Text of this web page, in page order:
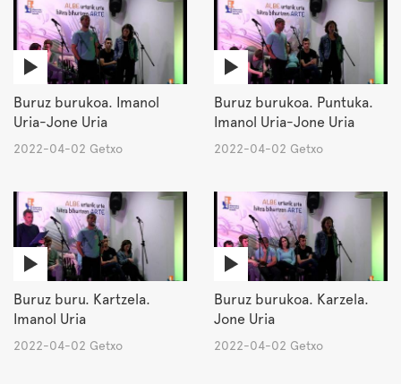
Buruz burukoa. Imanol
Uria-Jone Uria
2022-04-02 Getxo
Buruz burukoa. Puntuka.
Imanol Uria-Jone Uria
2022-04-02 Getxo
Buruz buru. Kartzela.
Imanol Uria
2022-04-02 Getxo
Buruz burukoa. Karzela.
Jone Uria
2022-04-02 Getxo